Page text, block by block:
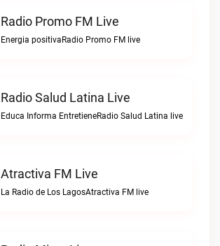
Radio Promo FM Live
Energia positivaRadio Promo FM live
Radio Salud Latina Live
Educa Informa EntretieneRadio Salud Latina live
Atractiva FM Live
La Radio de Los LagosAtractiva FM live